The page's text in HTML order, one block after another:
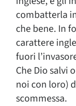
combatterla
che bene. In
carattere
fuori
Che Dio salvi
noi con loro)
scommessa.